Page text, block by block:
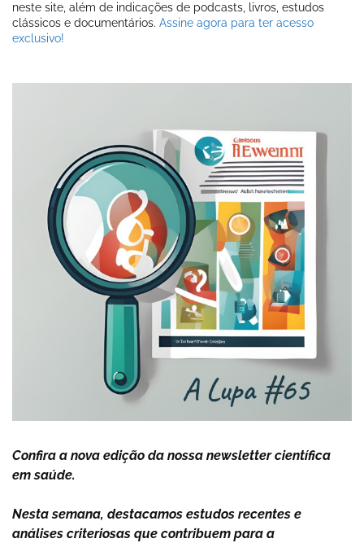
neste site, além de indicações de podcasts, livros, estudos
clássicos e documentários. Assine agora para ter acesso
exclusivo!
Confira a nova edição da nossa newsletter científica
em saúde.
Nesta semana, destacamos estudos recentes e
análises criteriosas que contribuem para a